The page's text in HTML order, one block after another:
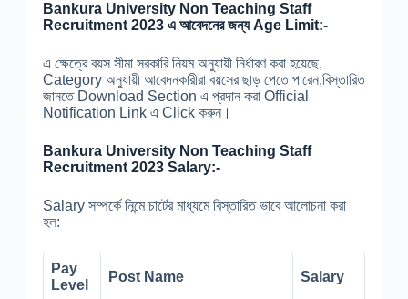
Bankura University Non Teaching Staff
Recruitment 2023 এ আবেদনের জন্য Age Limit:-
এ ক্ষেত্রে বয়স সীমা সরকারি নিয়ম অনুযায়ী নির্ধারণ করা হয়েছে,
Category অনুযায়ী আবেদনকারীরা বয়সের ছাড় পেতে পারেন,বিস্তারিত
জানতে Download Section এ প্রদান করা Official
Notification Link এ Click করুন।
Bankura University Non Teaching Staff
Recruitment 2023 Salary:-
Salary সম্পর্কে নিন্মে চার্টের মাধ্যমে বিস্তারিত ভাবে আলোচনা করা
হল:
Pay
Level
Post Name Salary